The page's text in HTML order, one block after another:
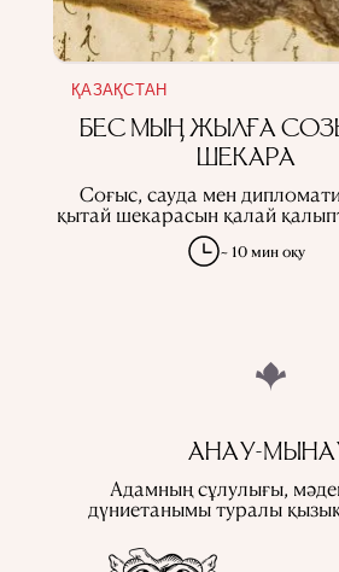
ҚАЗАҚСТАН
БЕС МЫҢ ЖЫЛҒА
ШЕКАРА
Соғыс, сауда мен
қытай шекарасын қалай
~ 10 мин оқу
АНАУ-
Адамның сұлулығы,
дүниетанымы туралы